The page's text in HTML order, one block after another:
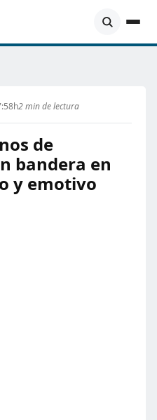
2 min de lectura
de
bandera en
y emotivo